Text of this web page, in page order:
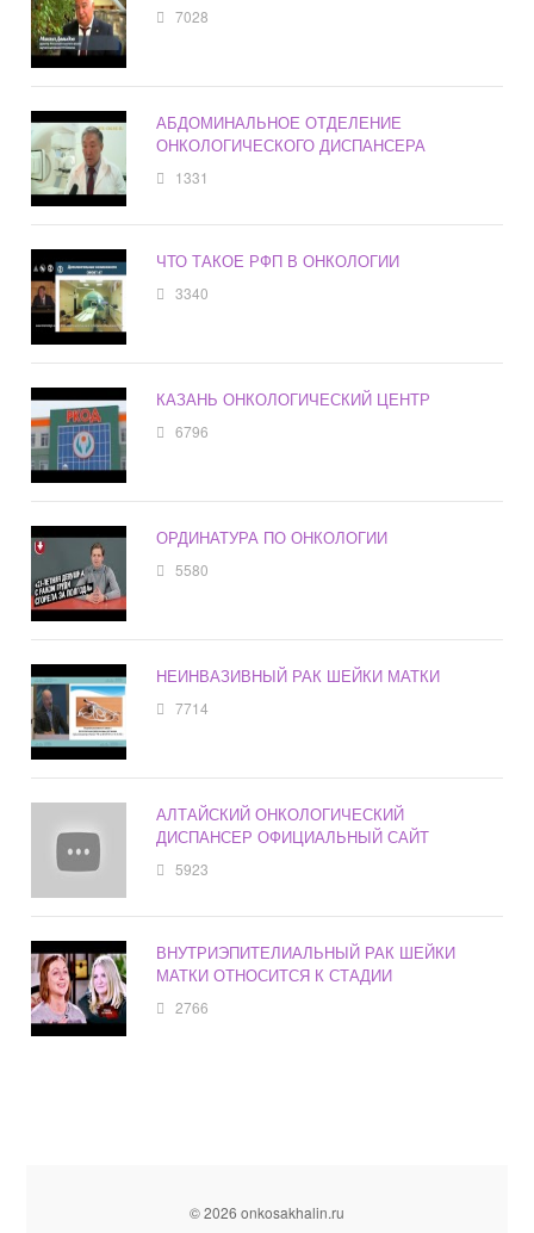
7028
АБДОМИНАЛЬНОЕ ОТДЕЛЕНИЕ
ОНКОЛОГИЧЕСКОГО ДИСПАНСЕРА
1331
ЧТО ТАКОЕ РФП В ОНКОЛОГИИ
3340
КАЗАНЬ ОНКОЛОГИЧЕСКИЙ ЦЕНТР
6796
ОРДИНАТУРА ПО ОНКОЛОГИИ
5580
НЕИНВАЗИВНЫЙ РАК ШЕЙКИ МАТКИ
7714
АЛТАЙСКИЙ ОНКОЛОГИЧЕСКИЙ
ДИСПАНСЕР ОФИЦИАЛЬНЫЙ САЙТ
5923
ВНУТРИЭПИТЕЛИАЛЬНЫЙ РАК ШЕЙКИ
МАТКИ ОТНОСИТСЯ К СТАДИИ
2766
© 2026 onkosakhalin.ru